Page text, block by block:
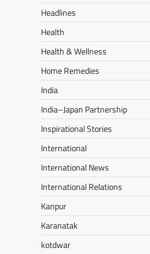
Headlines
Health
Health & Wellness
Home Remedies
India
India–Japan Partnership
Inspirational Stories
International
International News
International Relations
Kanpur
Karanatak
kotdwar